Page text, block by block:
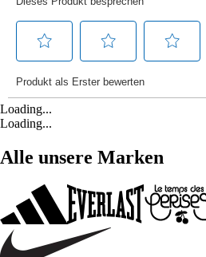
Loading...
Loading...
Alle unsere Marken